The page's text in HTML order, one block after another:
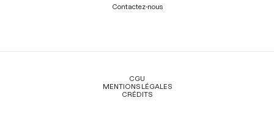
Contactez-nous
Légal
CGU
MENTIONS LÉGALES
CRÉDITS